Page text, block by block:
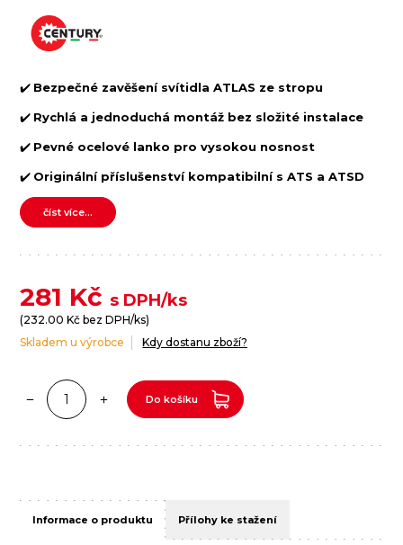
✔️ Bezpečné zavěšení svítidla ATLAS ze stropu
✔️ Rychlá a jednoduchá montáž bez složité instalace
✔️ Pevné ocelové lanko pro vysokou nosnost
✔️ Originální příslušenství kompatibilní s ATS a ATSD
číst více...
281 Kč s DPH/ks
(232.00 Kč bez DPH/ks)
Skladem u výrobce
Kdy dostanu zboží?
Do košíku
Informace o produktu Přílohy ke stažení